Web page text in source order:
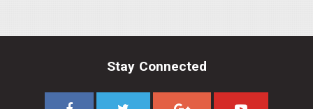
Stay Connected